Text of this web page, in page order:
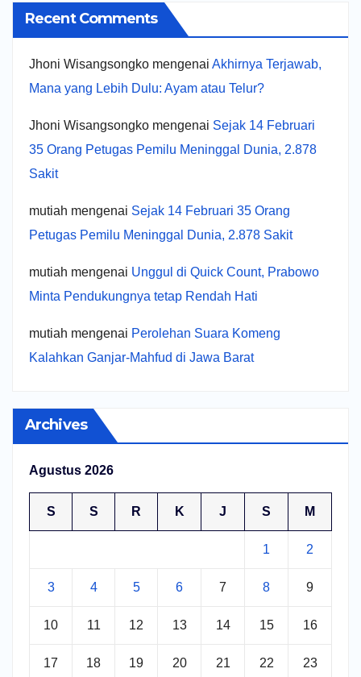
Recent Comments
Jhoni Wisangsongko mengenai Akhirnya Terjawab,
Mana yang Lebih Dulu: Ayam atau Telur?
Jhoni Wisangsongko mengenai Sejak 14 Februari
35 Orang Petugas Pemilu Meninggal Dunia, 2.878
Sakit
mutiah mengenai Sejak 14 Februari 35 Orang
Petugas Pemilu Meninggal Dunia, 2.878 Sakit
mutiah mengenai Unggul di Quick Count, Prabowo
Minta Pendukungnya tetap Rendah Hati
mutiah mengenai Perolehan Suara Komeng
Kalahkan Ganjar-Mahfud di Jawa Barat
Archives
Agustus 2026
S S R K J S M
1 2
3 4 5 6 7 8 9
10 11 12 13 14 15 16
17 18 19 20 21 22 23